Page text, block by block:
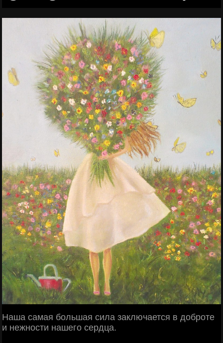
Наша самая большая сила заключается в доброте
и нежности нашего сердца.